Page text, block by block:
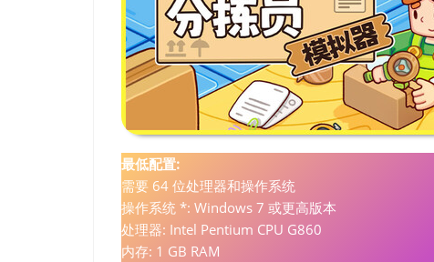
最低配置:
需要 64 位处理器和操作系统
操作系统 *: Windows 7 或更高版本
处理器: Intel Pentium CPU G860
内存: 1 GB RAM